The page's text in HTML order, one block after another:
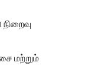
மற்றும்